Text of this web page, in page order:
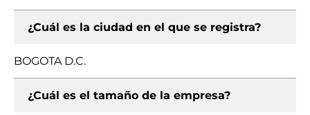
¿Cuál es la ciudad en el que se registra?
BOGOTA D.C.
¿Cuál es el tamaño de la empresa?